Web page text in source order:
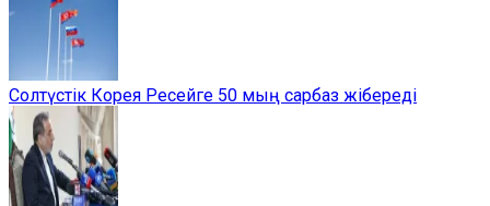
Солтүстік Корея Ресейге 50 мың сарбаз жібереді